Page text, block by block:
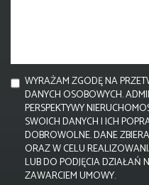
WYRAŻAM ZGODĘ NA
DANYCH OSOBOWYCH.
PERSPEKTYWY
SWOICH DANYCH I ICH
DOBROWOLNE. DANE
ORAZ W CELU
LUB DO PODJĘCIA DZIAŁAŃ
ZAWARCIEM UMOWY.